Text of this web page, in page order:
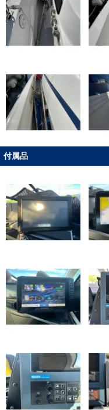
付属品